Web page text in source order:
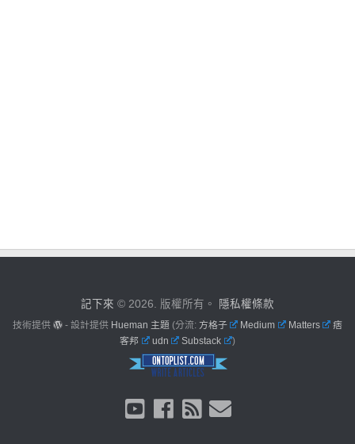
記下來 © 2026. 版權所有。 隱私權條款
技術提供 - 設計提供 Hueman 主題 (分流: 方格子 Medium Matters
痞
客邦
udn Substack )